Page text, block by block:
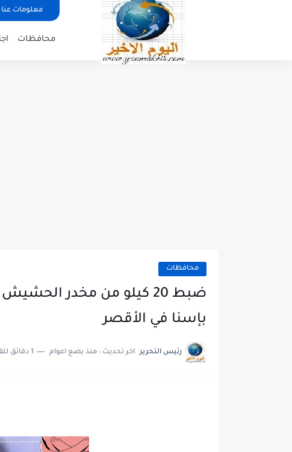
معلومات عنا
محافظات
محافظات
ضبط 20 كيلو من مخدر
بإسنا في الأقصر
رئيس التحرير اخر تحديث : منذ بضع اعوام 1 دقائق للقراءة